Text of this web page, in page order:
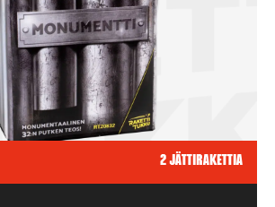
2 jättirakettia